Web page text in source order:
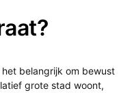
belangrijk om bewust
grote stad woont,